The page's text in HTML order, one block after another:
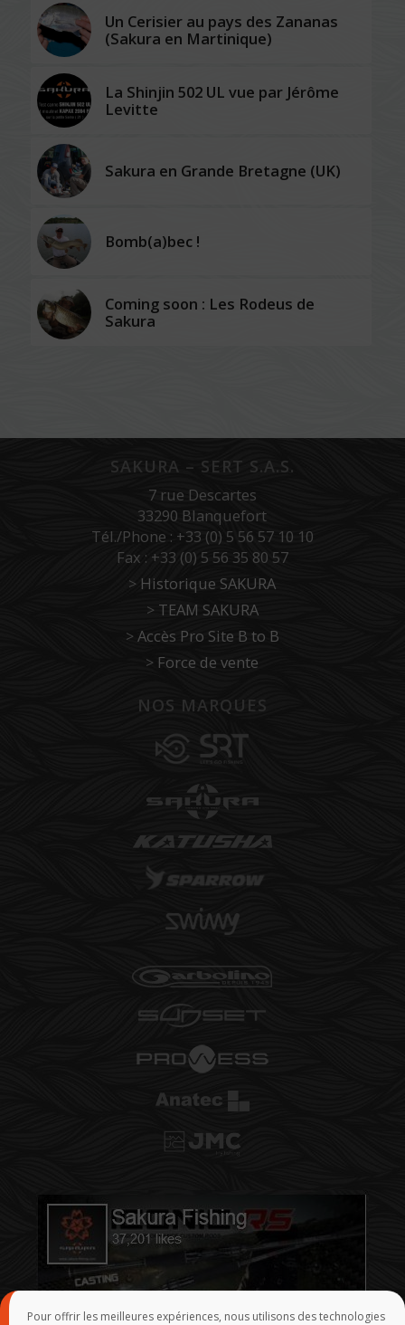
Pour offrir les meilleures expériences, nous utilisons des technologies
Un Cerisier au pays des Zananas
(Sakura en Martinique)
La Shinjin 502 UL vue par Jérôme
Levitte
Sakura en Grande Bretagne (UK)
Bomb(a)bec !
Coming soon : Les Rodeus de
Sakura
SAKURA – SERT S.A.S.
7 rue Descartes
33290 Blanquefort
Tél./Phone : +33 (0) 5 56 57 10 10
Fax : +33 (0) 5 56 35 80 57
> Historique SAKURA
> TEAM SAKURA
> Accès Pro Site B to B
> Force de vente
NOS MARQUES